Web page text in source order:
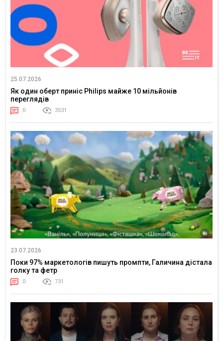
25.07.2026
Як один оберт приніс Philips майже 10 мільйонів
переглядів
0 3531
23.07.2026
Поки 97% маркетологів пишуть промпти, Галичина дістала
голку та фетр
0 731